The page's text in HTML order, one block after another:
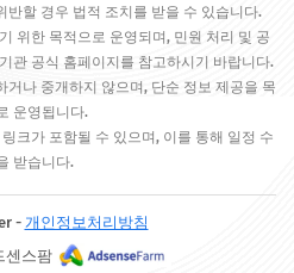
반할 경우 법적 조치를 받을 수 있습니다.
위한 목적으로 운영되며, 민원 처리 및 공
관 공식 홈페이지를 참고하시기 바랍니다.
거나 중개하지 않으며, 단순 정보 제공을 목
운영됩니다.
크가 포함될 수 있으며, 이를 통해 일정 수
받습니다.
- 개인정보처리방침
센스팜